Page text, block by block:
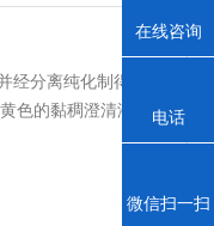
分离纯化制得。
色的黏稠澄清液
在线咨询
电话
微信扫一扫